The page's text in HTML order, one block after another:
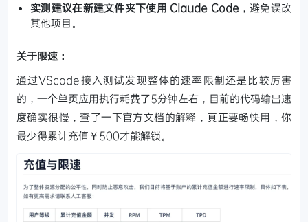
实测建议在新建文件夹下使用 Claude Code，避免误改
其他项目。
关于限速：
通过VScode接入测试发现整体的速率限制还是比较厉害
的，一个单页应用执行耗费了5分钟左右，目前的代码输出速
度确实很慢，查了一下官方文档的解释，真正要畅快用，你
最少得累计充值￥500才能解锁。